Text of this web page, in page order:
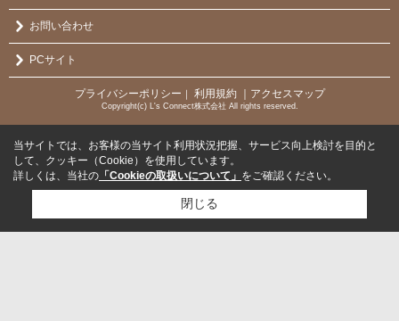
お問い合わせ
PCサイト
プライバシーポリシー 利用規約 ｜アクセスマップ
Copyright(c) L's Connect株式会社 All rights reserved.
当サイトでは、お客様の当サイト利用状況把握、サービス向上検討を目的と
して、クッキー（Cookie）を使用しています。
詳しくは、当社の 「Cookieの取扱いについて」 をご確認ください。
閉じる